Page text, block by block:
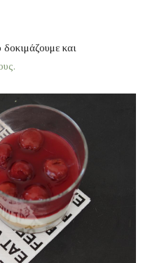
και